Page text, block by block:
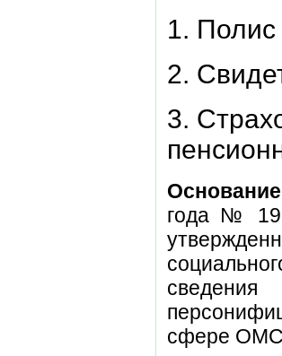
1. Полис
2.
3.
года №
сфере